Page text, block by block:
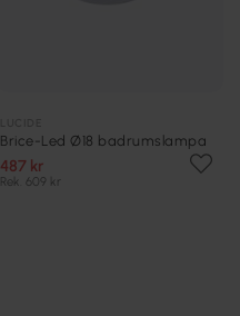
Brice-Led Ø18 badrumslampa
487 kr
Rek. 609 kr